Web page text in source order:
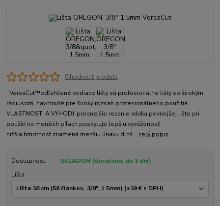
Ohodnotiť produkt
VersaCut™odľahčené vodiace lišty sú profesionálne lišty so širokým
rádiusom, navrhnuté pre široký rozsah profesionálneho použitia.
VLASTNOSTI A VÝHODY presnejšie rezanie vďaka pevnejšej lište pri
použití na menších pílach poskytuje lepšiu vyváženosť
nižšia hmotnosť znamená menšiu únavu dlhš... celý popis
Dostupnosť
SKLADOM (doručenie do 3 dní)
Lišta